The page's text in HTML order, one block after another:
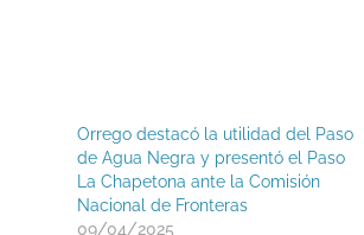
Orrego destacó la utilidad del Paso
de Agua Negra y presentó el Paso
La Chapetona ante la Comisión
Nacional de Fronteras
09/04/2025